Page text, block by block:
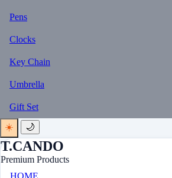
Pens
Clocks
Key Chain
Umbrella
Gift Set
☀️
🌙
T.CANDO
Premium Products
HOME